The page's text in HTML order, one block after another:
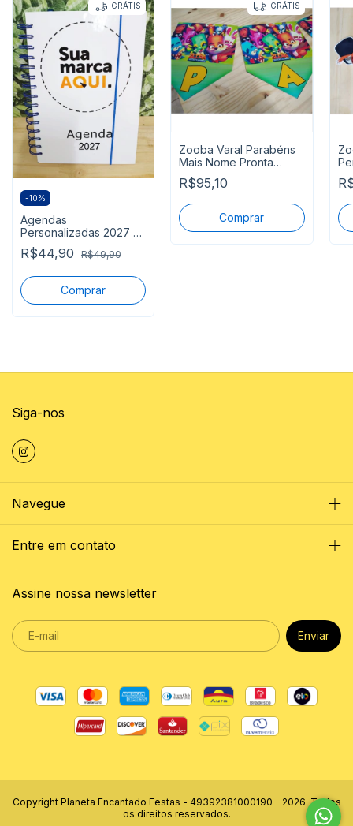
GRÁTIS
-10%
Agendas
Personalizadas 2027 -
Pedido mínimo 15
unidades - Prazo 10
R$44,90 R$49,90
Comprar
GRÁTIS
Zooba Varal Parabéns
Mais Nome Pronta
Entrega
R$95,10
Siga-nos
Navegue
Entre em contato
Assine nossa newsletter
Copyright Planeta Encantado Festas - 49392381000190 - 2026. Todos
os direitos reservados.